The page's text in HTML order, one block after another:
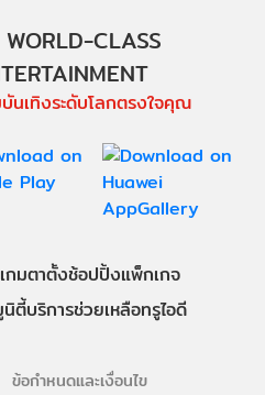
CLASS
นเทิงระดับโลกตรงใจคุณ
เกมตาตั้งช้อปปิ้งแพ็กเกจ
ตี้บริการช่วยเหลือทรูไอดี
ข้อกำหนดและเงื่อนไข